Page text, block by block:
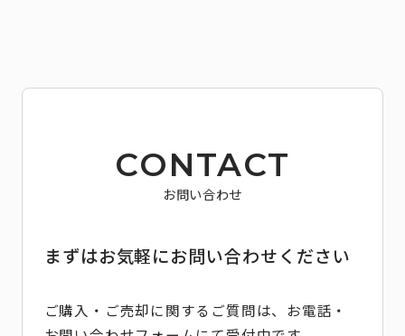
CONTACT
お問い合わせ
まずはお気軽にお問い合わせください
ご購入・ご売却に関するご質問は、お電話・